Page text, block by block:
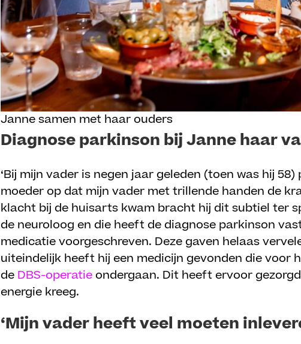
Janne samen met haar ouders
Diagnose parkinson bij Janne haar
‘Bij mijn vader is negen jaar geleden (toen was hij
moeder op dat mijn vader met trillende handen de
klacht bij de huisarts kwam bracht hij dit subtiel ter
de neuroloog en die heeft de diagnose parkinson
medicatie voorgeschreven. Deze gaven helaas
uiteindelijk heeft hij een medicijn gevonden die voor
de DBS-operatieondergaan. Dit heeft ervoor
energie kreeg.
‘Mijn vader heeft veel moeten